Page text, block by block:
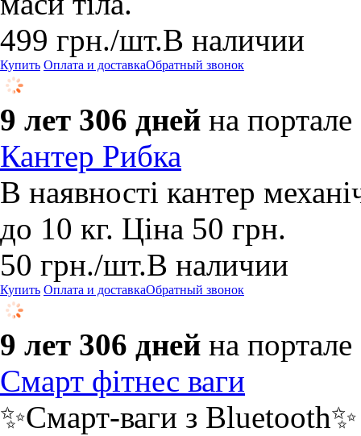
499 грн./шт.В наличии
Купить Оплата и доставкаОбратный звонок
9 лет 306 дней на портале
Кантер Рибка
В наявності кантер
до 10 кг. Ціна 50 грн.
50 грн./шт.В наличии
Купить Оплата и доставкаОбратный звонок
9 лет 306 дней на портале
Смарт фітнес ваги
✨Смарт-ваги з Bluetooth✨